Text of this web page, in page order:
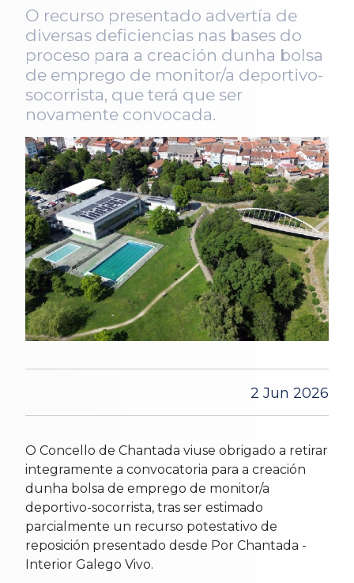
O recurso presentado advertía de
diversas deficiencias nas bases do
proceso para a creación dunha bolsa
de emprego de monitor/a deportivo-
socorrista, que terá que ser
novamente convocada.
2 Jun 2026
O Concello de Chantada viuse obrigado a retirar
integramente a convocatoria para a creación
dunha bolsa de emprego de monitor/a
deportivo-socorrista, tras ser estimado
parcialmente un recurso potestativo de
reposición presentado desde Por Chantada -
Interior Galego Vivo.